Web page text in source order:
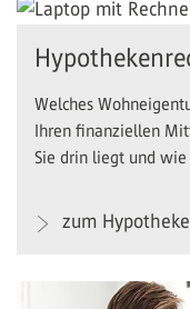
Welches
Ihren finanziellen
Sie drin liegt und wie
zum